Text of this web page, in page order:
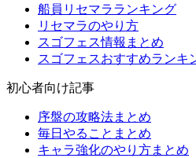
船員リセマラランキング
リセマラのやり方
スゴフェス情報まとめ
スゴフェスおすすめランキ
初心者向け記事
序盤の攻略法まとめ
毎日やることまとめ
キャラ強化のやり方まとめ